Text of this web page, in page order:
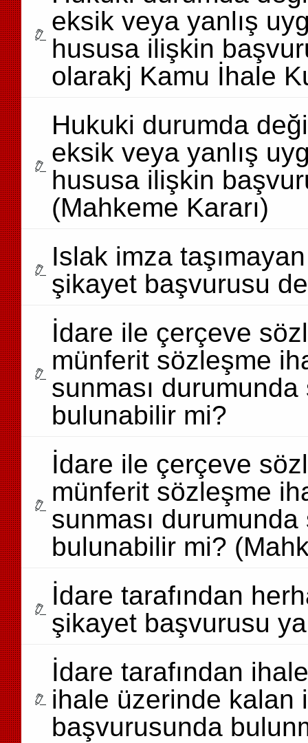
eksik veya yanlış
hususa ilişkin
olarakj Kamu İhale
Hukuki durumda
eksik veya yanlış
hususa ilişkin
(Mahkeme Kararı)
Islak imza
şikayet başvurusu
İdare ile çerçeve
münferit sözleşme
sunması
bulunabilir mi?
İdare ile çerçeve
münferit sözleşme
sunması
bulunabilir mi?
İdare tarafından
şikayet başvurusu
İdare tarafından
ihale üzerinde kalan
başvurusunda